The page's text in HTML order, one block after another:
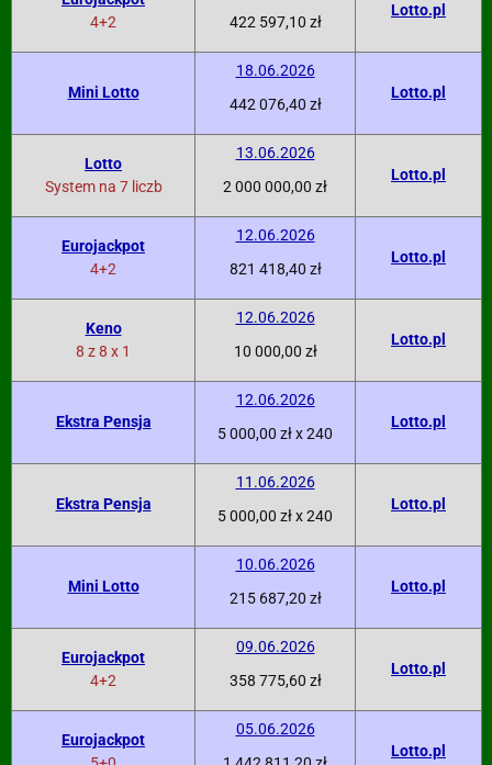
4+2
422 597,10 zł
Lotto.pl
Mini Lotto
18.06.2026
442 076,40 zł
Lotto.pl
Lotto
System na 7 liczb
13.06.2026
2 000 000,00 zł
Lotto.pl
Eurojackpot
4+2
12.06.2026
821 418,40 zł
Lotto.pl
Keno
8 z 8 x 1
12.06.2026
10 000,00 zł
Lotto.pl
Ekstra Pensja
12.06.2026
5 000,00 zł x 240
Lotto.pl
Ekstra Pensja
11.06.2026
5 000,00 zł x 240
Lotto.pl
Mini Lotto
10.06.2026
215 687,20 zł
Lotto.pl
Eurojackpot
4+2
09.06.2026
358 775,60 zł
Lotto.pl
Eurojackpot
05.06.2026
Lotto.pl